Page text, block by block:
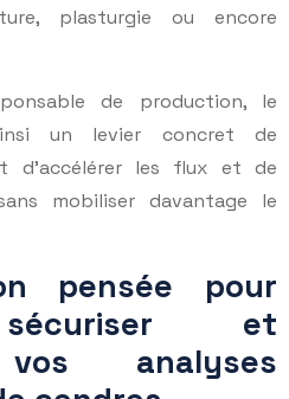
plasturgie ou encore
de production, le
un levier concret de
d’accélérer les flux et de
mobiliser davantage le
pensée pour
et
analyses